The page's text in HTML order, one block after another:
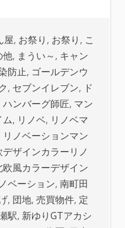
屋, お祭り , お祭り , こ
他, まうい～, キャン
防止, ゴールデンウ
, セブンイレブン, ド
ハンバーグ師匠, マン
ム, リノベ, リノベマ
リノベーションマン
デザインカラーリノ
欧風カラーデザイン
ベーション, 南町田
, 団地, 売買物件, 定
駅, 新ゆりGTアカシ